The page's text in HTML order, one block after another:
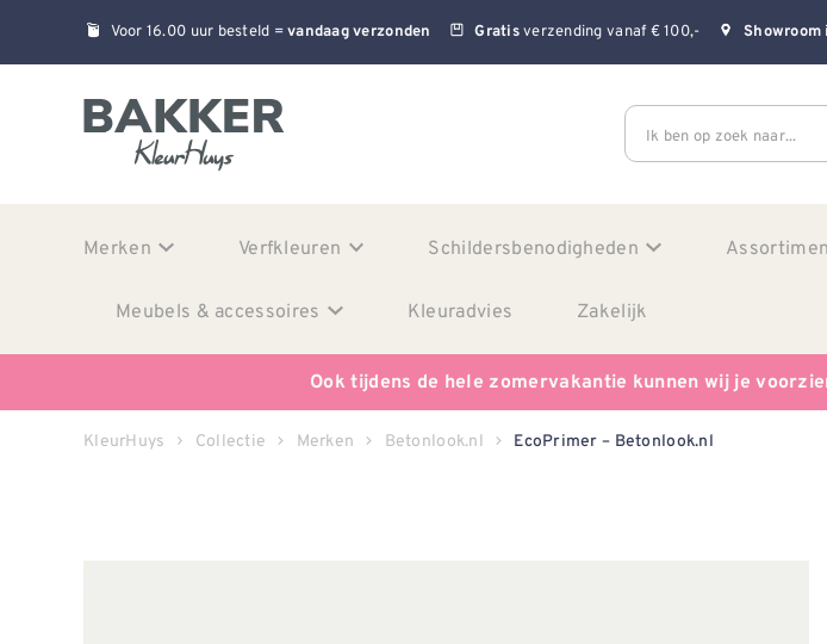
Voor 16.00 uur besteld =vandaag verzonden Gratisverzending vanaf € 100,- Showroom
Ik ben op zoek naar...
Merken Verfkleuren Schildersbenodigheden
Meubels & accessoires Kleuradvies Zakelijk
Ook tijdens de hele zomervakantie kunnen wij je
KleurHuys Collectie Merken Betonlook.nl EcoPrimer – Betonlook.nl